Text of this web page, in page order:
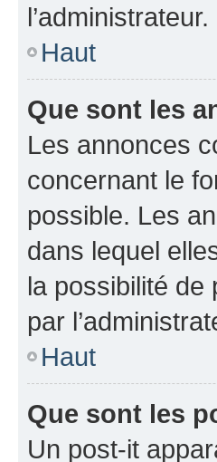
l’administrateur.
Haut
Que sont les
Les annonces
concernant le
possible. Les
dans lequel
la possibilité de
par
Haut
Que sont les
Un post-it